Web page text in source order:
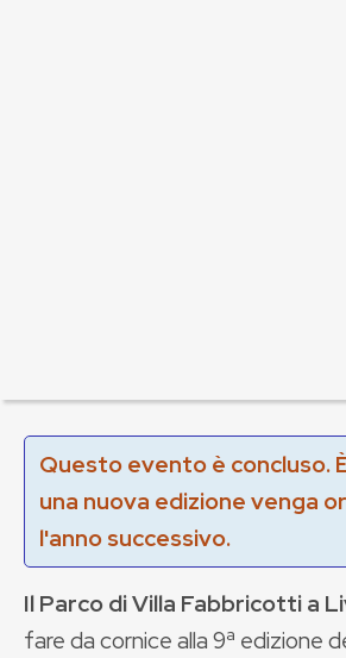
Questo evento è concluso.
una nuova edizione venga
l'anno successivo.
Il Parco di Villa Fabbricotti a
fare da cornice alla 9ª edizione